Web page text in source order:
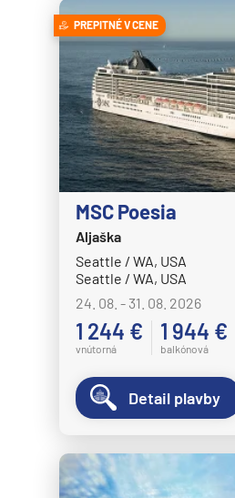
Disney Destiny
Disney Dream
Disney Fantasy
Disney Magic
Disney Treasure
Disney Wish
Disney Wonder
Explora Journeys
Explora I
Explora II
Explora III
Explora IV
Explora V
Explora VI
Hapag-Lloyd Cruises
HANSEATIC inspiration
PREPITNÉ V CENE
MSC Poesia
Aljaška
Seattle / WA, USA
Seattle / WA, USA
24. 08. - 31. 08. 2026
1 244 €
vnútorná
1 944 €
balkónová
Detail plavby